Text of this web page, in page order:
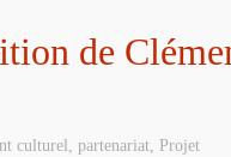
de
culturel partenariat Projet